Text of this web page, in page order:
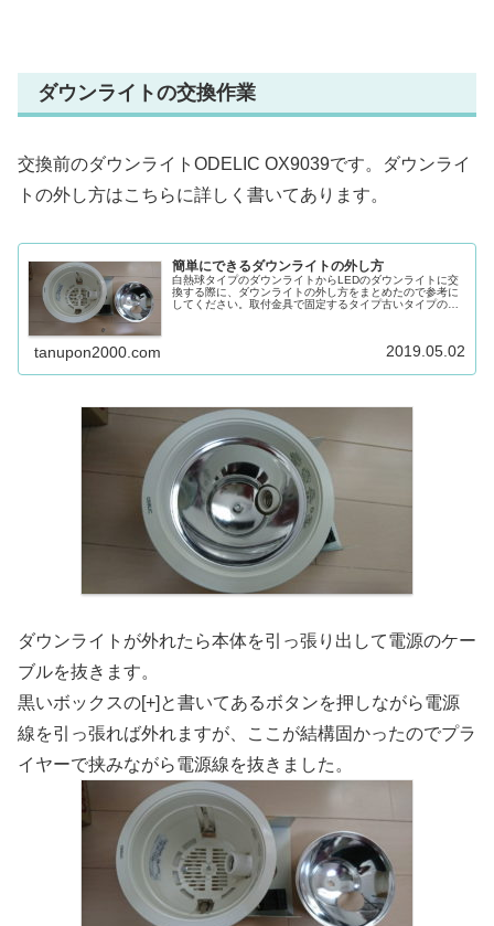
ダウンライトの交換作業
交換前のダウンライトODELIC OX9039です。ダウンライ
トの外し方はこちらに詳しく書いてあります。
簡単にできるダウンライトの外し方
白熱球タイプのダウンライトからLEDのダウンライトに交
換する際に、ダウンライトの外し方をまとめたので参考に
してください。取付金具で固定するタイプ古いタイプの電
tanupon2000.com 2019.05.02
ダウンライトが外れたら本体を引っ張り出して電源のケー
ブルを抜きます。
黒いボックスの[+]と書いてあるボタンを押しながら電源
線を引っ張れば外れますが、ここが結構固かったのでプラ
イヤーで挟みながら電源線を抜きました。